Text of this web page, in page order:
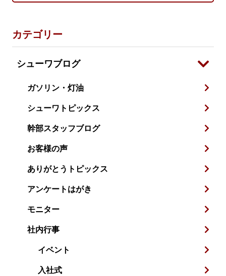
カテゴリー
シューワブログ
ガソリン・灯油
シューワトピックス
幹部スタッフブログ
お客様の声
ありがとうトピックス
アンケートはがき
モニター
社内行事
イベント
入社式